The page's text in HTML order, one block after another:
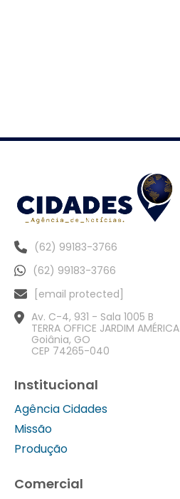
(62) 99183-3766
(62) 99183-3766
[email protected]
Av. C-4, 931 - Sala 1005 B
TERRA OFFICE JARDIM AMÉRICA
Goiânia, GO
CEP 74265-040
Institucional
Agência Cidades
Missão
Produção
Comercial